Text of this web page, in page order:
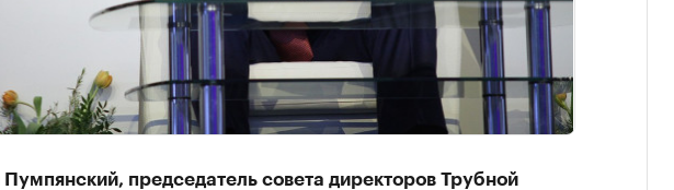
председатель совета директоров Трубной